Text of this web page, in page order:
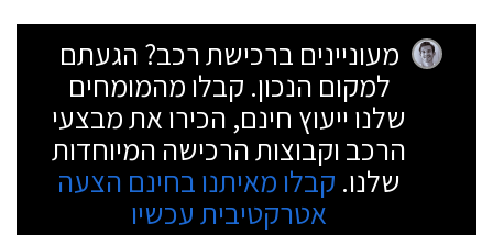
מעוניינים ברכישת רכב? הגעתם
למקום הנכון. קבלו מהמומחים
שלנו ייעוץ חינם, הכירו את מבצעי
הרכב וקבוצות הרכישה המיוחדות
שלנו. קבלו מאיתנו בחינם הצעה
אטרקטיבית עכשיו